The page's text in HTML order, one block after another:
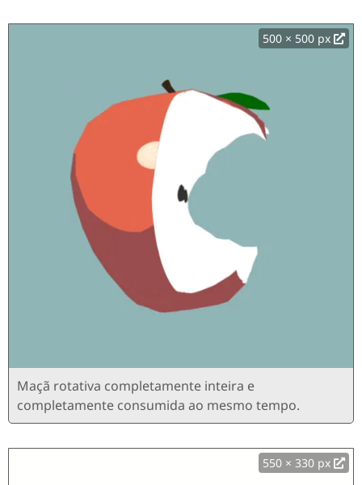
500 × 500 px
Maçã rotativa completamente inteira e
completamente consumida ao mesmo tempo.
550 × 330 px